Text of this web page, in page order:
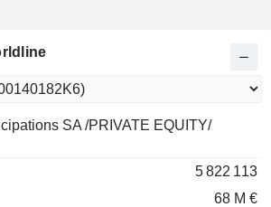
SA /PRIVATE EQUITY/
5 822 113
68 M €